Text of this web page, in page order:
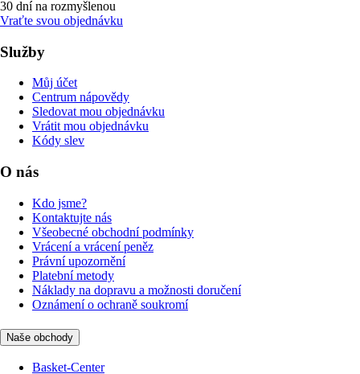
30 dní na rozmyšlenou
Vraťte svou objednávku
Služby
Můj účet
Centrum nápovědy
Sledovat mou objednávku
Vrátit mou objednávku
Kódy slev
O nás
Kdo jsme?
Kontaktujte nás
Všeobecné obchodní podmínky
Vrácení a vrácení peněz
Právní upozornění
Platební metody
Náklady na dopravu a možnosti doručení
Oznámení o ochraně soukromí
Naše obchody
Basket-Center